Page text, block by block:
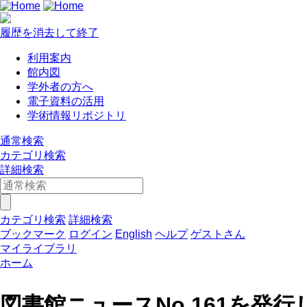
履歴を消去して終了
利用案内
館内図
学外者の方へ
電子資料の活用
学術情報リポジトリ
通常検索
カテゴリ検索
詳細検索
カテゴリ検索 詳細検索
ブックマーク ログイン English ヘルプ ゲストさん
マイライブラリ
ホーム